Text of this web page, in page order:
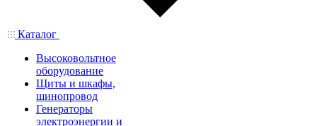
Каталог
Высоковольтное
оборудование
Щиты и шкафы,
шинопровод
Генераторы
электроэнергии и